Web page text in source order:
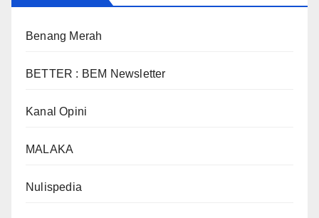
Benang Merah
BETTER : BEM Newsletter
Kanal Opini
MALAKA
Nulispedia